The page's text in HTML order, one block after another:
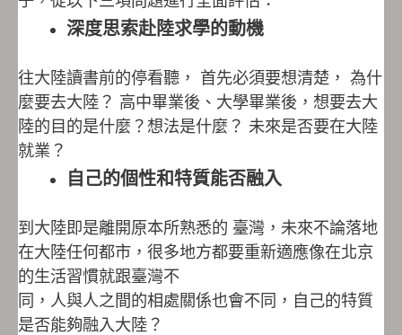
深度思索赴陸求學的動機
往大陸讀書前的停看聽， 首先必須要想清楚， 為什
麼要去大陸？ 高中畢業後、大學畢業後，想要去大
陸的目的是什麼？想法是什麼？ 未來是否要在大陸
就業？
自己的個性和特質能否融入
到大陸即是離開原本所熟悉的 臺灣，未來不論落地
在大陸任何都市，很多地方都要重新適應像在北京
的生活習慣就跟臺灣不
同，人與人之間的相處關係也會不同，自己的特質
是否能夠融入大陸？